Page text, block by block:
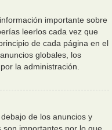
importante sobre
leerlos cada vez que
de cada página en el
globales, los
la administración.
de los anuncios y